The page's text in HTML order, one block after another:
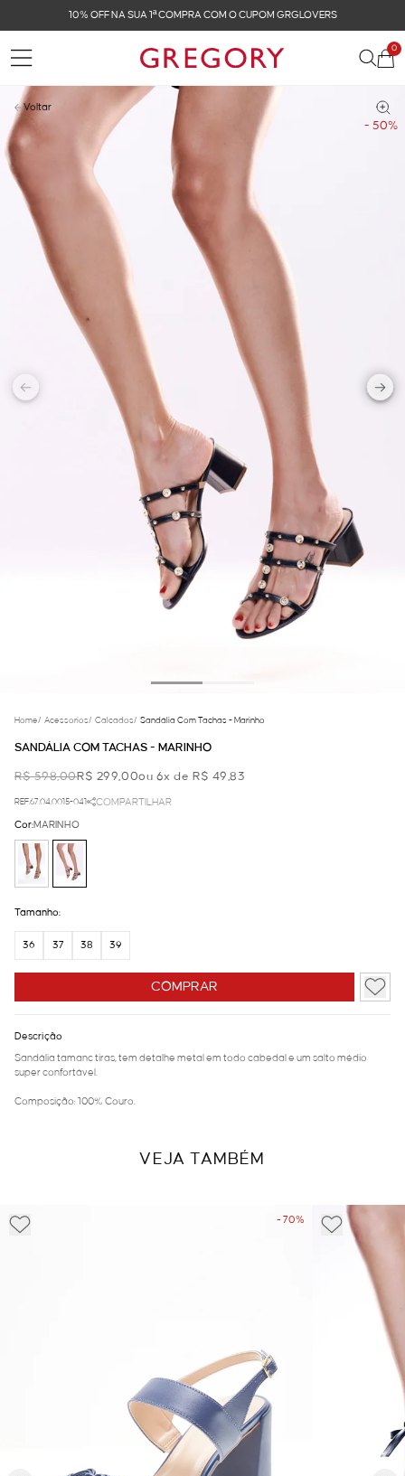
GRGLOVERS FRETE GRÁTIS NAS COMPRAS
0
- 50%
Voltar
Home/ Acessorios/ Calcados/ Sandália Com Tachas - Marinho
SANDÁLIA COM TACHAS - MARINHO
R$ 598,00R$ 299,00ou 6x de R$ 49,83
REF.67.04.0015-041 COMPARTILHAR
COMPRAR
Cor:MARINHO
Tamanho:
36 37 38 39
Descrição
Sandália tamanc tiras, tem detalhe metal em todo cabedal e um salto médio
super confortável.
Composição: 100% Couro.
VEJA TAMBÉM
- 70%